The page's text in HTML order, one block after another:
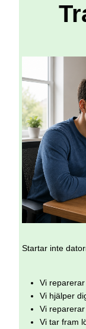
Startar inte
Vi
Vi hjälper
Vi
Vi tar fram